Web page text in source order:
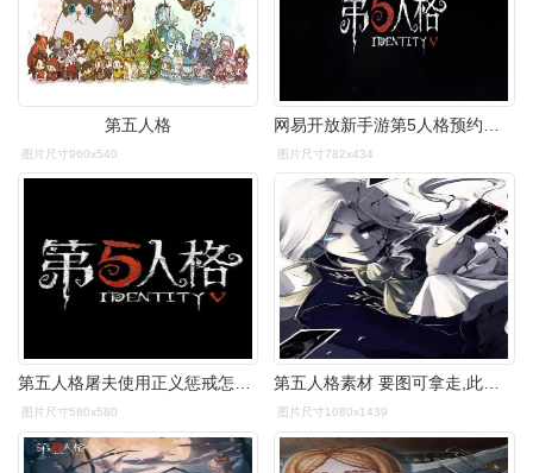
第五人格
图片尺寸960x540 图片尺寸782x434
第五人格屠夫使用正义惩戒怎么办
图片尺寸580x580
第五人格素材 要图可拿走,此图能做头像
图片尺寸1080x1439